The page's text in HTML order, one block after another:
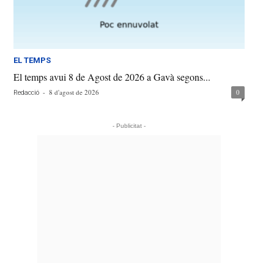
EL TEMPS
El temps avui 8 de Agost de 2026 a Gavà segons...
Redacció - 8 d'agost de 2026 0
- Publicitat -